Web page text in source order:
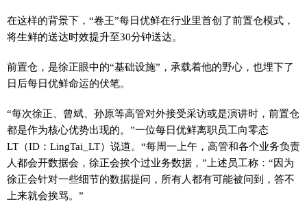
在这样的背景下，“卷王”每日优鲜在行业里首创了前置仓模式，
将生鲜的送达时效提升至30分钟送达。
前置仓，是徐正眼中的“基础设施”，承载着他的野心，也埋下了
日后每日优鲜命运的伏笔。
“每次徐正、曾斌、孙原等高管对外接受采访或是演讲时，前置仓
都是作为核心优势出现的。”一位每日优鲜离职员工向零态
LT（ID：LingTai_LT）说道。“每周一上午，高管和各个业务负责
人都会开数据会，徐正会挨个过业务数据，”上述员工称：“因为
徐正会针对一些细节的数据提问，所有人都有可能被问到，答不
上来就会挨骂。”